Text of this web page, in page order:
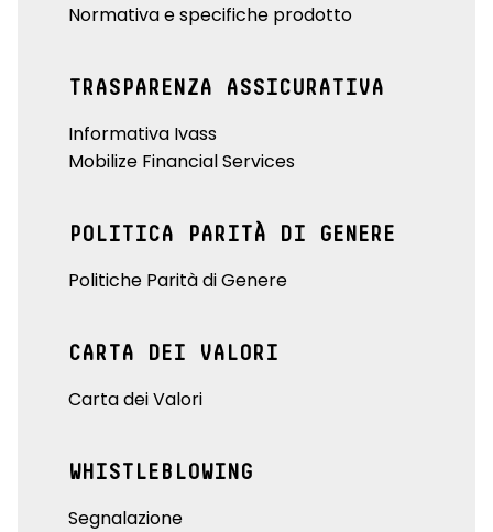
Normativa e specifiche prodotto
TRASPARENZA ASSICURATIVA
Informativa Ivass
Mobilize Financial Services
POLITICA PARITÀ DI GENERE
Politiche Parità di Genere
CARTA DEI VALORI
Carta dei Valori
WHISTLEBLOWING
Segnalazione